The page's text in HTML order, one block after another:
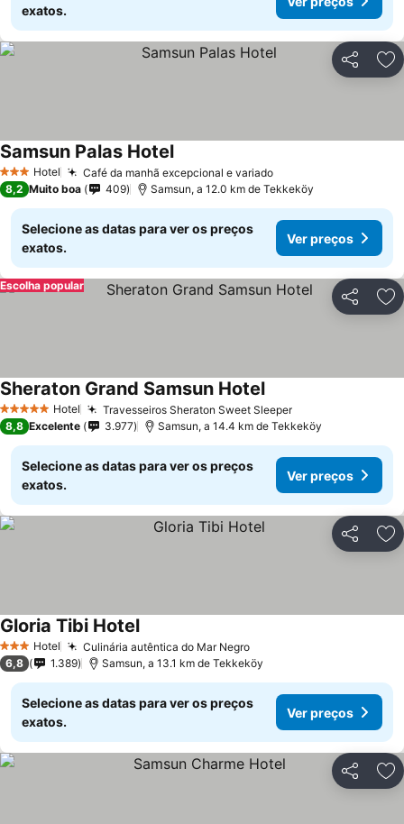
exatos.
Partilhar
3 EstrelasHotel Café da manhã excepcional e variado
Samsun Palas Hotel
8,2 Muito boa 409 Samsun, a 12.0 km de Tekkeköy
Selecione as datas para ver os preços
exatos.
Ver preços
Partilhar
Escolha popular
5 Estrelas Hotel Travesseiros Sheraton Sweet Sleeper
Sheraton Grand Samsun Hotel
8,8 Excelente 3.977 Samsun, a 14.4 km de Tekkeköy
Selecione as datas para ver os preços
exatos.
Ver preços
Partilhar
3 EstrelasHotel Culinária autêntica do Mar Negro
Gloria Tibi Hotel
6,8 1.389 Samsun, a 13.1 km de Tekkeköy
Selecione as datas para ver os preços
exatos.
Ver preços
Partilhar